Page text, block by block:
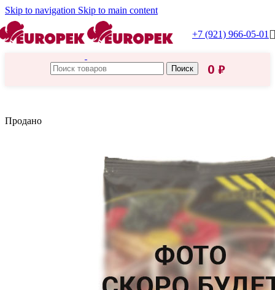
Skip to navigation Skip to main content
+7 (921) 966-05-01
Поиск 0 ₽
Продано